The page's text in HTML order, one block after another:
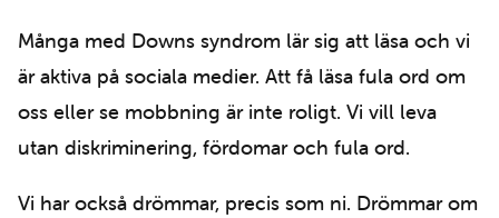
Många med Downs syndrom lär sig att läsa och vi
är aktiva på sociala medier. Att få läsa fula ord om
oss eller se mobbning är inte roligt. Vi vill leva
utan diskriminering, fördomar och fula ord.
Vi har också drömmar, precis som ni. Drömmar om